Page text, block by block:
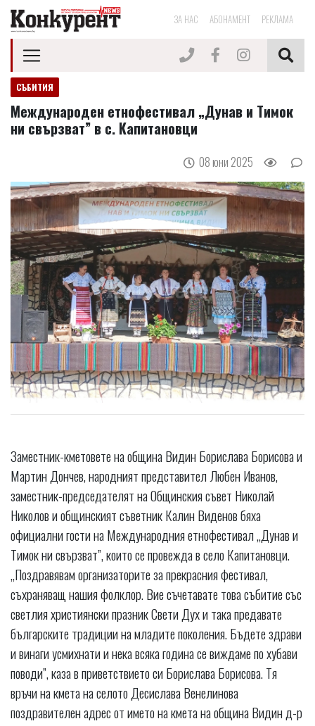
ЗА НАС АБОНАМЕНТ РЕКЛАМА
СЪБИТИЯ
Международен етнофестивал „Дунав и Тимок
ни свързват” в с. Капитановци
08 юни 2025
Заместник-кметовете на община Видин Борислава Борисова и
Мартин Дончев, народният представител Любен Иванов,
заместник-председателят на Общинския съвет Николай
Николов и общинският съветник Калин Виденов бяха
официални гости на Международния етнофестивал „Дунав и
Тимок ни свързват”, които се провежда в село Капитановци.
„Поздравявам организаторите за прекрасния фестивал,
съхраняващ нашия фолклор. Вие съчетавате това събитие със
светлия християнски празник Свети Дух и така предавате
българските традиции на младите поколения. Бъдете здрави
и винаги усмихнати и нека всяка година се виждаме по хубави
поводи”, каза в приветствието си Борислава Борисова. Тя
връчи на кмета на селото Десислава Венелинова
поздравителен адрес от името на кмета на община Видин д-р